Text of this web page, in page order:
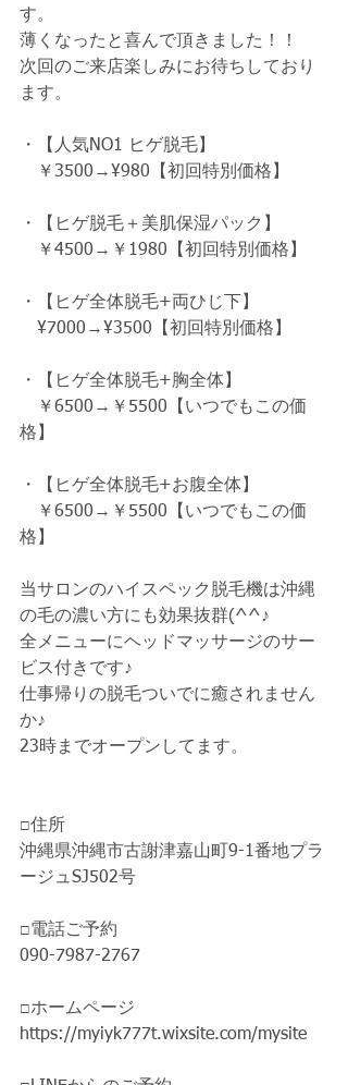
す。
薄くなったと喜んで頂きました！！
次回のご来店楽しみにお待ちしており
ます。
・【人気NO1 ヒゲ脱毛】
￥3500→¥980【初回特別価格】
・【ヒゲ脱毛＋美肌保湿パック】
￥4500→￥1980【初回特別価格】
・【ヒゲ全体脱毛+両ひじ下】
¥7000→¥3500【初回特別価格】
・【ヒゲ全体脱毛+胸全体】
￥6500→￥5500【いつでもこの価
格】
・【ヒゲ全体脱毛+お腹全体】
￥6500→￥5500【いつでもこの価
格】
当サロンのハイスペック脱毛機は沖縄
の毛の濃い方にも効果抜群(^^♪
全メニューにヘッドマッサージのサー
ビス付きです♪
仕事帰りの脱毛ついでに癒されません
か♪
23時までオープンしてます。
□住所
沖縄県沖縄市古謝津嘉山町9-1番地プラ
ージュSJ502号
□電話ご予約
090-7987-2767
□ホームページ
https://myiyk777t.wixsite.com/mysite